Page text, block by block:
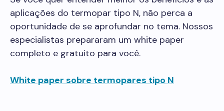
aplicações do termopar tipo N, não perca a
oportunidade de se aprofundar no tema. Nossos
especialistas prepararam um white paper
completo e gratuito para você.
White paper sobre termopares tipo N